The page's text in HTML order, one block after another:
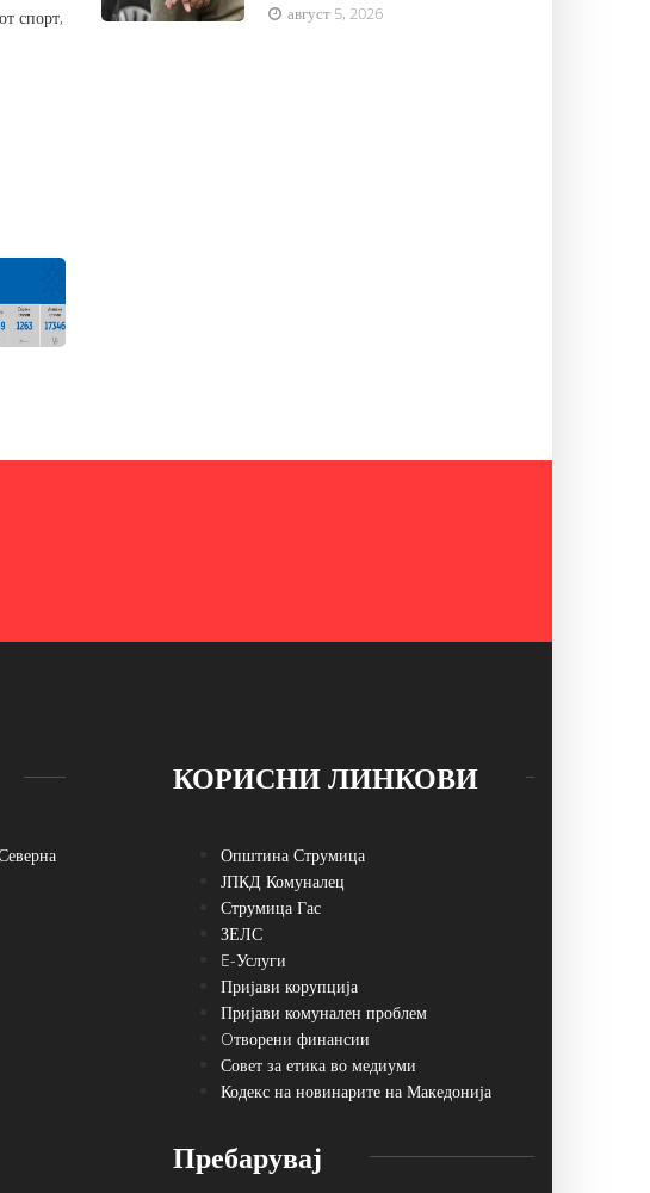
спорт,
август 5, 2026
КОРИСНИ ЛИНКОВИ
Општина Струмица
ЈПКД Комуналец
Струмица Гас
ЗЕЛС
E-Услуги
Пријави корупција
Пријави комунален проблем
Oтворени финансии
Совет за етика во медиуми
Кодекс на новинарите на Македонија
Пребарувај